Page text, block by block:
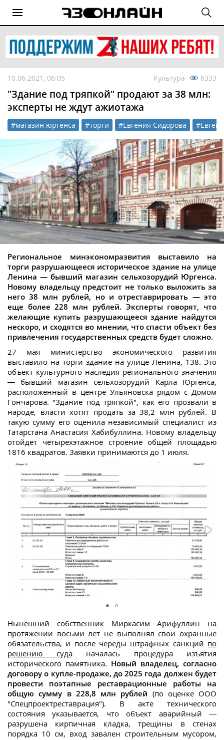
10.06.2021, 06:05 Культура 6333
"Здание под тряпкой" продают за 38 млн:
эксперты не ждут ажиотажа
#магазин юргенса #торги #Евгения Сидорова
Региональное минэкономразвития выставило на
торги разрушающееся историческое здание на улице
Ленина — бывший магазин сельхозорудий Юргенса.
Новому владельцу предстоит не только выложить за
него 38 млн рублей, но и отреставрировать — это
еще более 228 млн рублей. Эксперты говорят, что
желающие купить разрушающееся здание найдутся
нескоро, и сходятся во мнении, что спасти объект без
привлечения государственных средств будет сложно.
27 мая министерство экономического развития
выставило на торги здание на улице Ленина, 138. Это
объект культурного наследия регионального значения
— бывший магазин сельхозорудий Карла Юргенса,
расположенный в центре Ульяновска рядом с Домом
Гончарова. "Здание под тряпкой", как его прозвали в
народе, власти хотят продать за 38,2 млн рублей. В
такую сумму его оценила независимый специалист из
Татарстана Анастасия Хабибуллина. Новому владельцу
отойдет четырехэтажное строение общей площадью
1816 квадратов. Заявки принимаются до 1 июля.
Нынешний собственник Миркасим Арифуллин на
протяжении восьми лет не выполнял свои охранные
обязательства, и после череды штрафных санкций по
решению суданачалась процедура изъятия
исторического памятника. Новый владелец, согласно
договору о купле-продаже, до 2025 года должен будет
провести поэтапные реставрационные работы на
общую сумму в 228,8 млн рублей (по оценке ООО
"Спецпроектреставрация"). В акте технического
состояния указывается, что объект аварийный —
разрушена кирпичная кладка, трещины в стенах
порядка 10 см, вход завален строительным мусором,